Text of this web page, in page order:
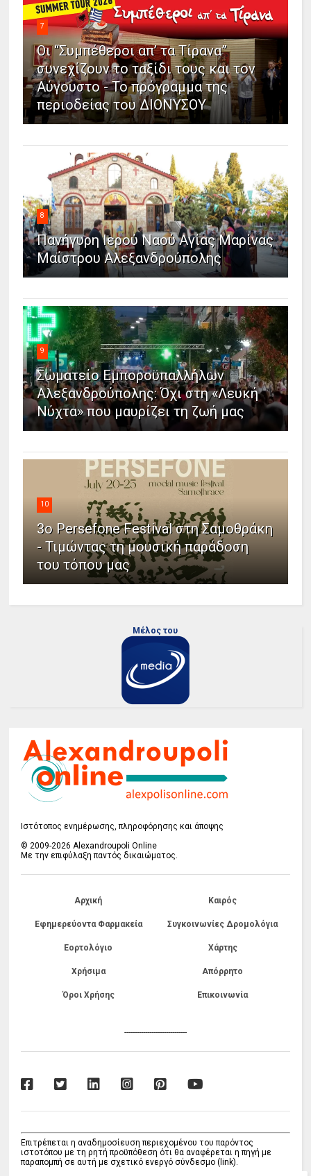
7
Οι “Συμπέθεροι απ’ τα Τίρανα”
συνεχίζουν το ταξίδι τους και τον
Αύγουστο - Το πρόγραμμα της
περιοδείας του ΔΙΟΝΥΣΟΥ
8
Πανήγυρη Ιερού Ναού Αγίας Μαρίνας
Μαΐστρου Αλεξανδρούπολης
9
Σωματείο Εμποροϋπαλλήλων
Αλεξανδρούπολης: Όχι στη «Λευκή
Νύχτα» που μαυρίζει τη ζωή μας
10
3ο Persefone Festival στη Σαμοθράκη
- Τιμώντας τη μουσική παράδοση
του τόπου μας
Μέλος του
Ιστότοπος ενημέρωσης, πληροφόρησης και άποψης
© 2009-2026 Alexandroupoli Online
Με την επιφύλαξη παντός δικαιώματος.
Αρχική Καιρός
Εφημερεύοντα Φαρμακεία Συγκοινωνίες Δρομολόγια
Εορτολόγιο Χάρτης
Χρήσιμα Απόρρητο
Όροι Χρήσης Επικοινωνία
------------------------------
Επιτρέπεται η αναδημοσίευση περιεχομένου του παρόντος
ιστοτόπου με τη ρητή προϋπόθεση ότι θα αναφέρεται η πηγή με
παραπομπή σε αυτή με σχετικό ενεργό σύνδεσμο (link).